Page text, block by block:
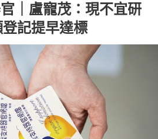
｜盧寵茂：現不宜研
記提早達標